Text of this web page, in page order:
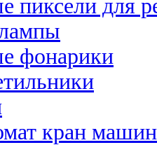
пиксели для
фонарики
кран